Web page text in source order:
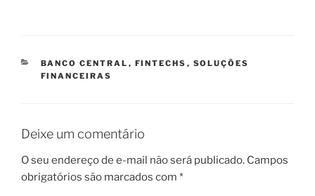
CATEGORIAS
BANCO CENTRAL , FINTECHS , SOLUÇÕES
FINANCEIRAS
Deixe um comentário
O seu endereço de e-mail não será publicado. Campos
obrigatórios são marcados com *